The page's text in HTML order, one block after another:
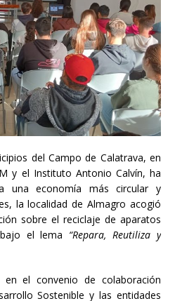
del Campo de Calatrava, en
y el Instituto Antonio Calvín, ha
una economía más circular y
la localidad de Almagro acogió
sobre el reciclaje de aparatos
el lema “Repara, Reutiliza y
en el convenio de colaboración
Sostenible y las entidades